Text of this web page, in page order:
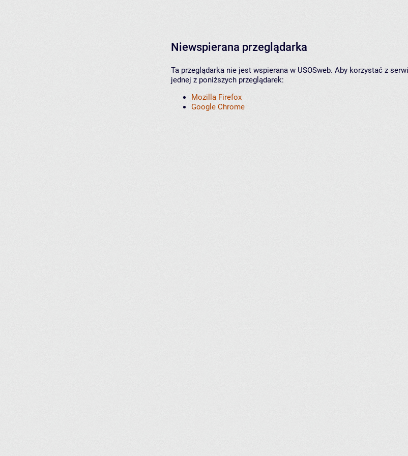
Niewspierana przeglądarka
Ta przeglądarka nie jest wspierana w USOSweb. Aby korzystać z
jednej z poniższych przeglądarek:
Mozilla Firefox
Google Chrome